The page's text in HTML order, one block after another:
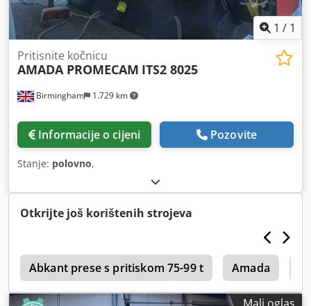
1 / 1
Birmingham 1.729 km
Pritisnite kočnicu
AMADA PROMECAM ITS2 8025
Informacije o cijeni Pozovite
Stanje: polovno,
Otkrijte još korištenih strojeva
Abkant prese s pritiskom 75-99 t Amada